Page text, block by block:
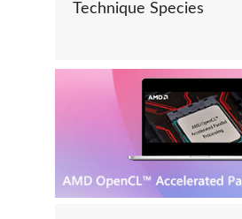
Technique Species